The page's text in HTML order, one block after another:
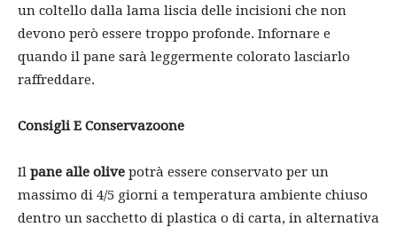
un coltello dalla lama liscia delle incisioni che non
devono però essere troppo profonde. Infornare e
quando il pane sarà leggermente colorato lasciarlo
raffreddare.
Consigli E Conservazoone
Il pane alle olive potrà essere conservato per un
massimo di 4/5 giorni a temperatura ambiente chiuso
dentro un sacchetto di plastica o di carta, in alternativa